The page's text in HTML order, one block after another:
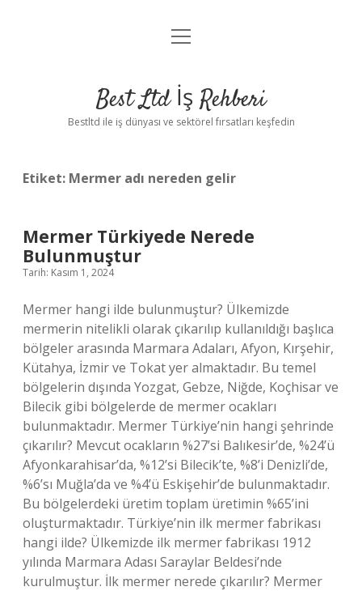
Anasayfa
Yasal Uyarı
menüyü
Best Ltd İş Rehberi
Bestltd ile iş dünyası ve sektörel fırsatları keşfedin
Etiket: Mermer adı nereden gelir
Mermer Türkiyede Nerede
Bulunmuştur
Tarih: Kasım 1, 2024
Mermer hangi ilde bulunmuştur? Ülkemizde
mermerin nitelikli olarak çıkarılıp kullanıldığı başlıca
bölgeler arasında Marmara Adaları, Afyon, Kırşehir,
Kütahya, İzmir ve Tokat yer almaktadır. Bu temel
bölgelerin dışında Yozgat, Gebze, Niğde, Koçhisar ve
Bilecik gibi bölgelerde de mermer ocakları
bulunmaktadır. Mermer Türkiye’nin hangi şehrinde
çıkarılır? Mevcut ocakların %27’si Balıkesir’de, %24’ü
Afyonkarahisar’da, %12’si Bilecik’te, %8’i Denizli’de,
%6’sı Muğla’da ve %4’ü Eskişehir’de bulunmaktadır.
Bu bölgelerdeki üretim toplam üretimin %65’ini
oluşturmaktadır. Türkiye’nin ilk mermer fabrikası
hangi ilde? Ülkemizde ilk mermer fabrikası 1912
yılında Marmara Adası Saraylar Beldesi’nde
kurulmuştur. İlk mermer nerede çıkarılır? Mermer